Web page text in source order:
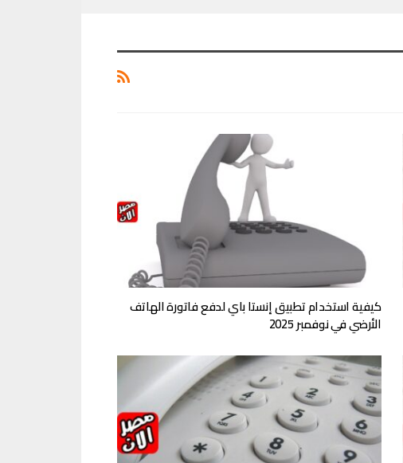
كيفية استخدام تطبيق إنستا باي لدفع فاتورة الهاتف
الأرضي في نوفمبر 2025